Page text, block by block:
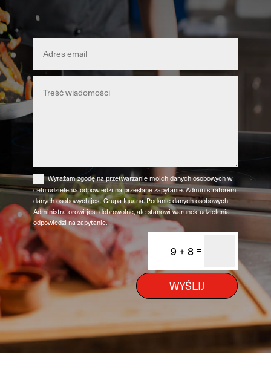
Wyrażam zgodę na przetwarzanie moich danych osobowych w
celu udzielenia odpowiedzi na przesłane zapytanie. Administratorem
danych osobowych jest Grupa Iguana. Podanie danych osobowych
Administratorowi jest dobrowolne, ale stanowi warunek udzielenia
odpowiedzi na zapytanie.
9 + 8=
WYŚLIJ